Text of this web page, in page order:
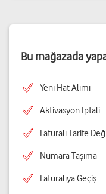
Bu mağazada
Yeni Hat Alımı
Aktivasyon İptali
Faturalı Tarife
Numara Taşıma
Faturalıya Geçiş